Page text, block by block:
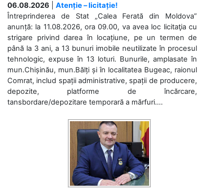
06.08.2026
Atenție – licitație!
Întreprinderea de Stat „Calea Ferată din Moldova”
anunță: la 11.08.2026, ora 09.00, va avea loc licitaţia cu
strigare privind darea în locațiune, pe un termen de
până la 3 ani, a 13 bunuri imobile neutilizate în procesul
tehnologic, expuse în 13 loturi. Bunurile, amplasate în
mun.Chișinău, mun.Bălți și în localitatea Bugeac, raionul
Comrat, includ spații administrative, spații de producere,
depozite, platforme de încărcare,
tansbordare/depozitare temporară a mărfuri....